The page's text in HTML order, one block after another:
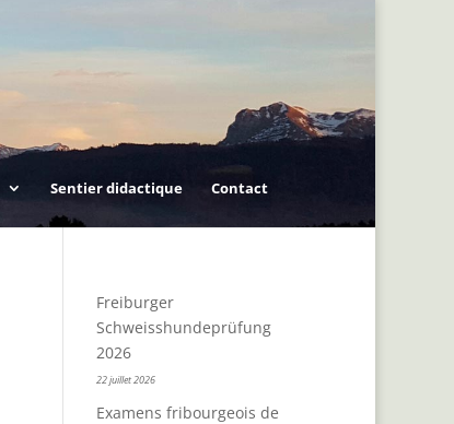
Sentier didactique Contact
Freiburger
Schweisshundeprüfung
2026
22 juillet 2026
Examens fribourgeois de